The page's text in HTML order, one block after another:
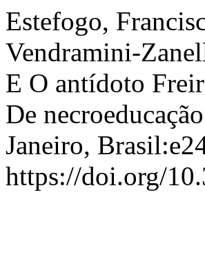
Estefogo,
Vendramini-
E O antídoto
De
Janeiro,
https://doi.org/